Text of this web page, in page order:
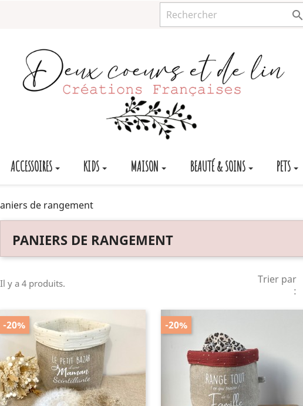

ACCESSOIRES KIDS MAISON BEAUTÉ & SOINS PETS
de rangement
PANIERS DE RANGEMENT
Il y a 4 produits.
Trier par
:
-20% -20%